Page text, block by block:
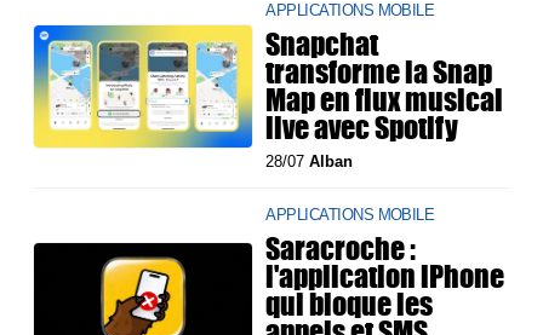
APPLICATIONS MOBILE
Snapchat
transforme la Snap
Map en flux musical
live avec Spotify
28/07Alban
APPLICATIONS MOBILE
Saracroche :
l'application iPhone
qui bloque les